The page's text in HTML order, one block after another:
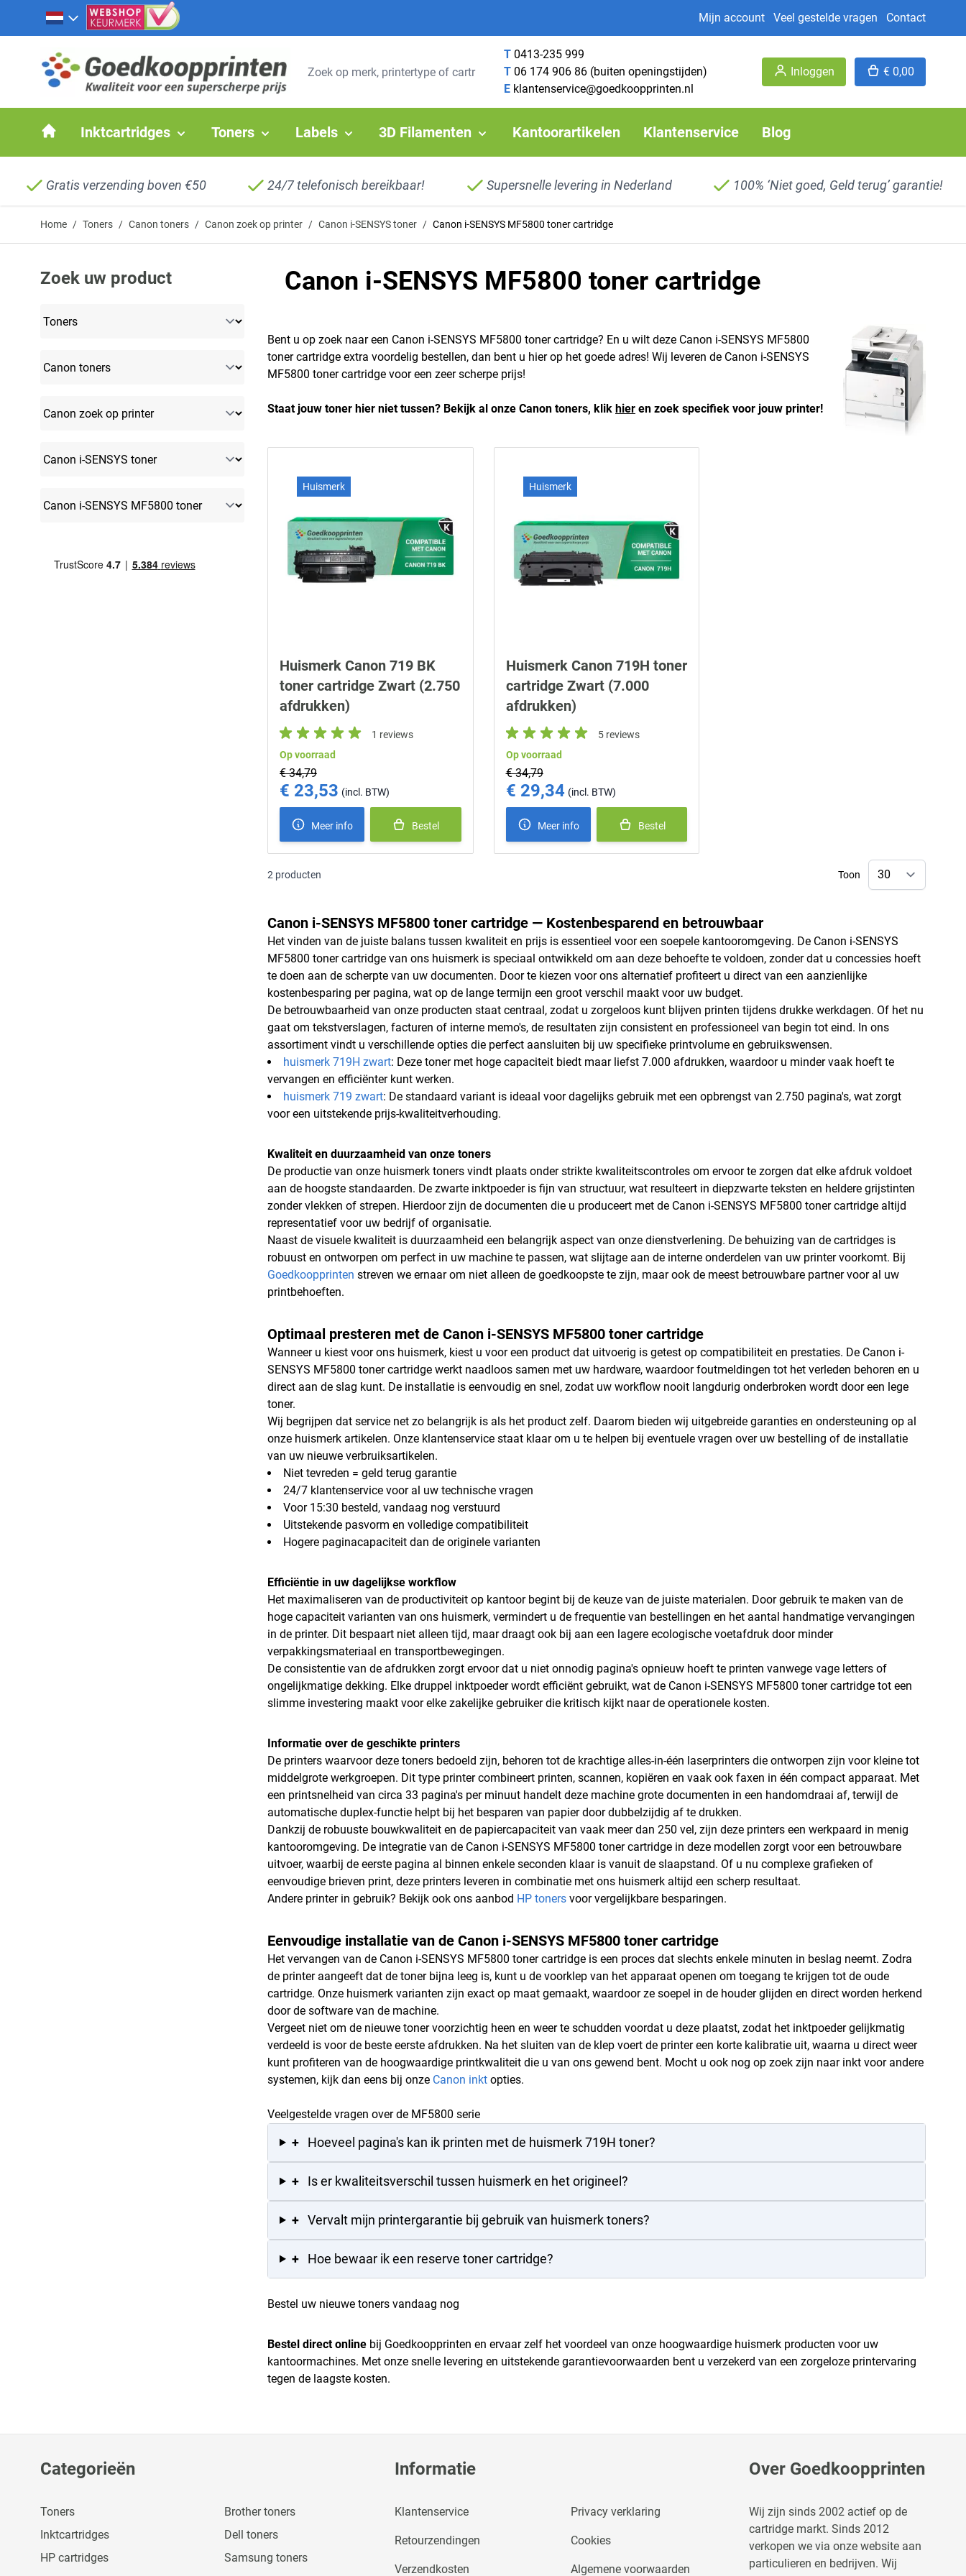
Ga naar de inhoud
Mijn account Veel gestelde vragen Contact
T 0413-235 999
T 06 174 906 86 (buiten openingstijden)
E klantenservice@goedkoopprinten.nl
Inloggen € 0,00
Inktcartridges Toners Labels 3D Filamenten Kantoorartikelen Klantenservice Blog
Gratis verzending boven €50 24/7 telefonisch bereikbaar! Supersnelle levering in Nederland 100% ‘Niet goed, Geld terug’ garantie!
Home / Toners / Canon toners / Canon zoek op printer / Canon i-SENSYS toner / Canon i-SENSYS MF5800 toner cartridge
Zoek uw product Canon i-SENSYS MF5800 toner cartridge
Bent u op zoek naar een Canon i-SENSYS MF5800 toner cartridge? En u wilt deze Canon i-SENSYS MF5800
toner cartridge extra voordelig bestellen, dan bent u hier op het goede adres! Wij leveren de Canon i-SENSYS
MF5800 toner cartridge voor een zeer scherpe prijs!
Staat jouw toner hier niet tussen? Bekijk al onze Canon toners, klik hier en zoek specifiek voor jouw printer!
Huismerk
Huismerk Canon 719 BK
toner cartridge Zwart (2.750
afdrukken)
1 reviews
Op voorraad
€ 34,79
Special Price
€ 23,53
Meer info Bestel
Huismerk
Huismerk Canon 719H toner
cartridge Zwart (7.000
afdrukken)
5 reviews
Op voorraad
€ 34,79
Special Price
€ 29,34
Meer info Bestel
2 producten Toon
Canon i-SENSYS MF5800 toner cartridge — Kostenbesparend en betrouwbaar
Het vinden van de juiste balans tussen kwaliteit en prijs is essentieel voor een soepele kantooromgeving. De Canon i-SENSYS
MF5800 toner cartridge van ons huismerk is speciaal ontwikkeld om aan deze behoefte te voldoen, zonder dat u concessies hoeft
te doen aan de scherpte van uw documenten. Door te kiezen voor ons alternatief profiteert u direct van een aanzienlijke
kostenbesparing per pagina, wat op de lange termijn een groot verschil maakt voor uw budget.
De betrouwbaarheid van onze producten staat centraal, zodat u zorgeloos kunt blijven printen tijdens drukke werkdagen. Of het nu
gaat om tekstverslagen, facturen of interne memo's, de resultaten zijn consistent en professioneel van begin tot eind. In ons
assortiment vindt u verschillende opties die perfect aansluiten bij uw specifieke printvolume en gebruikswensen.
huismerk 719H zwart: Deze toner met hoge capaciteit biedt maar liefst 7.000 afdrukken, waardoor u minder vaak hoeft te
vervangen en efficiënter kunt werken.
huismerk 719 zwart: De standaard variant is ideaal voor dagelijks gebruik met een opbrengst van 2.750 pagina's, wat zorgt
voor een uitstekende prijs-kwaliteitverhouding.
Kwaliteit en duurzaamheid van onze toners
De productie van onze huismerk toners vindt plaats onder strikte kwaliteitscontroles om ervoor te zorgen dat elke afdruk voldoet
aan de hoogste standaarden. De zwarte inktpoeder is fijn van structuur, wat resulteert in diepzwarte teksten en heldere grijstinten
zonder vlekken of strepen. Hierdoor zijn de documenten die u produceert met de Canon i-SENSYS MF5800 toner cartridge altijd
representatief voor uw bedrijf of organisatie.
Naast de visuele kwaliteit is duurzaamheid een belangrijk aspect van onze dienstverlening. De behuizing van de cartridges is
robuust en ontworpen om perfect in uw machine te passen, wat slijtage aan de interne onderdelen van uw printer voorkomt. Bij
Goedkoopprinten streven we ernaar om niet alleen de goedkoopste te zijn, maar ook de meest betrouwbare partner voor al uw
printbehoeften.
Optimaal presteren met de Canon i-SENSYS MF5800 toner cartridge
Wanneer u kiest voor ons huismerk, kiest u voor een product dat uitvoerig is getest op compatibiliteit en prestaties. De Canon i-
SENSYS MF5800 toner cartridge werkt naadloos samen met uw hardware, waardoor foutmeldingen tot het verleden behoren en u
direct aan de slag kunt. De installatie is eenvoudig en snel, zodat uw workflow nooit langdurig onderbroken wordt door een lege
toner.
Wij begrijpen dat service net zo belangrijk is als het product zelf. Daarom bieden wij uitgebreide garanties en ondersteuning op al
onze huismerk artikelen. Onze klantenservice staat klaar om u te helpen bij eventuele vragen over uw bestelling of de installatie
van uw nieuwe verbruiksartikelen.
Niet tevreden = geld terug garantie
24/7 klantenservice voor al uw technische vragen
Voor 15:30 besteld, vandaag nog verstuurd
Uitstekende pasvorm en volledige compatibiliteit
Hogere paginacapaciteit dan de originele varianten
Efficiëntie in uw dagelijkse workflow
Het maximaliseren van de productiviteit op kantoor begint bij de keuze van de juiste materialen. Door gebruik te maken van de
hoge capaciteit varianten van ons huismerk, vermindert u de frequentie van bestellingen en het aantal handmatige vervangingen
in de printer. Dit bespaart niet alleen tijd, maar draagt ook bij aan een lagere ecologische voetafdruk door minder
verpakkingsmateriaal en transportbewegingen.
De consistentie van de afdrukken zorgt ervoor dat u niet onnodig pagina's opnieuw hoeft te printen vanwege vage letters of
ongelijkmatige dekking. Elke druppel inktpoeder wordt efficiënt gebruikt, wat de Canon i-SENSYS MF5800 toner cartridge tot een
slimme investering maakt voor elke zakelijke gebruiker die kritisch kijkt naar de operationele kosten.
Informatie over de geschikte printers
De printers waarvoor deze toners bedoeld zijn, behoren tot de krachtige alles-in-één laserprinters die ontworpen zijn voor kleine tot
middelgrote werkgroepen. Dit type printer combineert printen, scannen, kopiëren en vaak ook faxen in één compact apparaat. Met
een printsnelheid van circa 33 pagina's per minuut handelt deze machine grote documenten in een handomdraai af, terwijl de
automatische duplex-functie helpt bij het besparen van papier door dubbelzijdig af te drukken.
Dankzij de robuuste bouwkwaliteit en de papiercapaciteit van vaak meer dan 250 vel, zijn deze printers een werkpaard in menig
kantooromgeving. De integratie van de Canon i-SENSYS MF5800 toner cartridge in deze modellen zorgt voor een betrouwbare
uitvoer, waarbij de eerste pagina al binnen enkele seconden klaar is vanuit de slaapstand. Of u nu complexe grafieken of
eenvoudige brieven print, deze printers leveren in combinatie met ons huismerk altijd een scherp resultaat.
Andere printer in gebruik? Bekijk ook ons aanbod HP toners voor vergelijkbare besparingen.
Eenvoudige installatie van de Canon i-SENSYS MF5800 toner cartridge
Het vervangen van de Canon i-SENSYS MF5800 toner cartridge is een proces dat slechts enkele minuten in beslag neemt. Zodra
de printer aangeeft dat de toner bijna leeg is, kunt u de voorklep van het apparaat openen om toegang te krijgen tot de oude
cartridge. Onze huismerk varianten zijn exact op maat gemaakt, waardoor ze soepel in de houder glijden en direct worden herkend
door de software van de machine.
Vergeet niet om de nieuwe toner voorzichtig heen en weer te schudden voordat u deze plaatst, zodat het inktpoeder gelijkmatig
verdeeld is voor de beste eerste afdrukken. Na het sluiten van de klep voert de printer een korte kalibratie uit, waarna u direct weer
kunt profiteren van de hoogwaardige printkwaliteit die u van ons gewend bent. Mocht u ook nog op zoek zijn naar inkt voor andere
systemen, kijk dan eens bij onze Canon inkt opties.
Veelgestelde vragen over de MF5800 serie
+ Hoeveel pagina's kan ik printen met de huismerk 719H toner?
+ Is er kwaliteitsverschil tussen huismerk en het origineel?
+ Vervalt mijn printergarantie bij gebruik van huismerk toners?
+ Hoe bewaar ik een reserve toner cartridge?
Bestel uw nieuwe toners vandaag nog
Bestel direct online bij Goedkoopprinten en ervaar zelf het voordeel van onze hoogwaardige huismerk producten voor uw
kantoormachines. Met onze snelle levering en uitstekende garantievoorwaarden bent u verzekerd van een zorgeloze printervaring
tegen de laagste kosten.
Categorieën
Toners
Inktcartridges
HP cartridges
Brother toners
Dell toners
Samsung toners
Informatie
Klantenservice
Retourzendingen
Verzendkosten
Privacy verklaring
Cookies
Algemene voorwaarden
Over Goedkoopprinten
Wij zijn sinds 2002 actief op de
cartridge markt. Sinds 2012
verkopen we via onze website aan
particulieren en bedrijven. Wij